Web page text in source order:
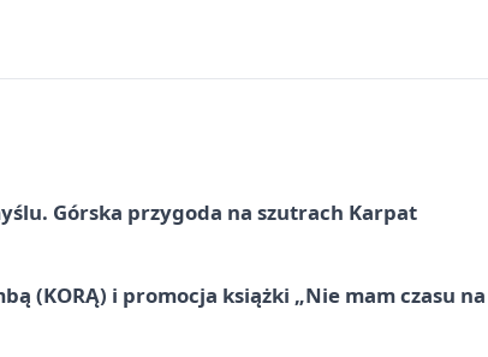
Górska przygoda na szutrach Karpat
(KORĄ) i promocja książki „Nie mam czasu na